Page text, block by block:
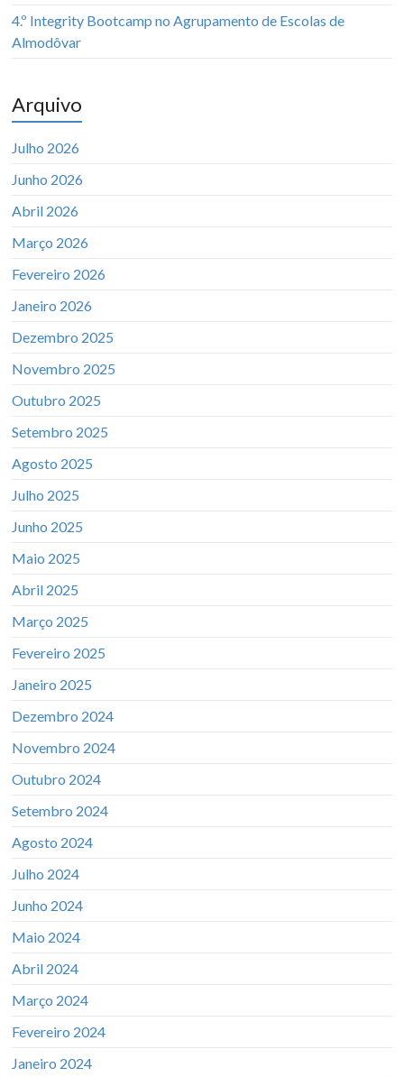
4.º Integrity Bootcamp no Agrupamento de Escolas de
Almodôvar
Arquivo
Julho 2026
Junho 2026
Abril 2026
Março 2026
Fevereiro 2026
Janeiro 2026
Dezembro 2025
Novembro 2025
Outubro 2025
Setembro 2025
Agosto 2025
Julho 2025
Junho 2025
Maio 2025
Abril 2025
Março 2025
Fevereiro 2025
Janeiro 2025
Dezembro 2024
Novembro 2024
Outubro 2024
Setembro 2024
Agosto 2024
Julho 2024
Junho 2024
Maio 2024
Abril 2024
Março 2024
Fevereiro 2024
Janeiro 2024